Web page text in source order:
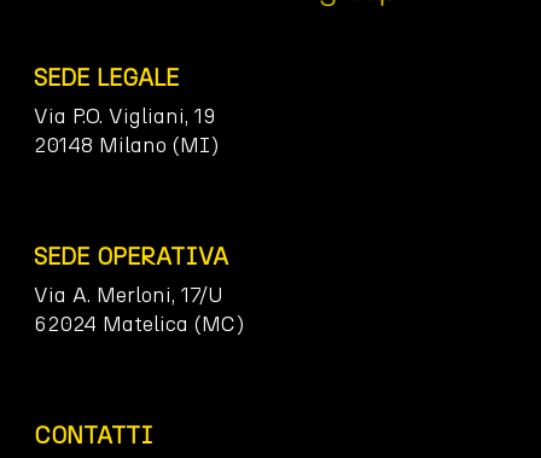
SEDE LEGALE
Via P.O. Vigliani, 19
20148 Milano (MI)
SEDE OPERATIVA
Via A. Merloni, 17/U
62024 Matelica (MC)
CONTATTI